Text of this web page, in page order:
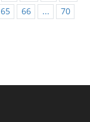
65 66 ...
70